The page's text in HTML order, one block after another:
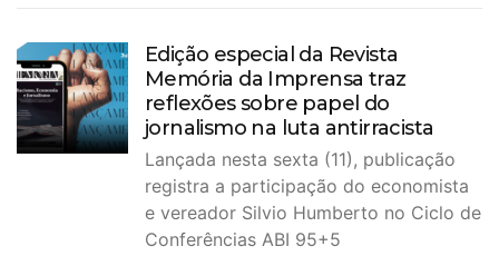
Edição especial da Revista
Memória da Imprensa traz
reflexões sobre papel do
jornalismo na luta antirracista
Lançada nesta sexta (11), publicação
registra a participação do economista
e vereador Silvio Humberto no Ciclo de
Conferências ABI 95+5